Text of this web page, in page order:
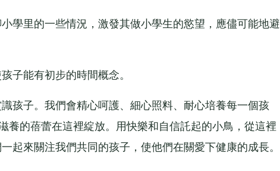
里的一些情況，激發其做小學生的慾望，應儘可能地避
能有初步的時間概念。
子。我們會精心呵護、細心照料、耐心培養每一個孩
養的蓓蕾在這裡綻放。用快樂和自信託起的小鳥，從這裡
起來關注我們共同的孩子，使他們在關愛下健康的成長。